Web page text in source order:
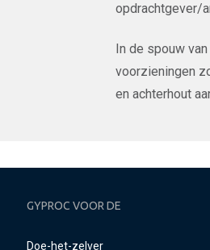
opdrachtgever/
In de spouw
voorzieningen
en achterhout
GYPROC VOOR DE
Doe-het-zelver